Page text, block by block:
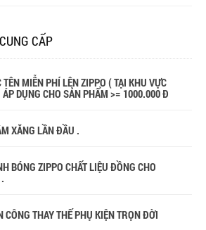
CẤP
MIỄN PHÍ LÊN ZIPPO ( TẠI KHU VỰC
DỤNG CHO SẢN PHẨM >= 1000.000 Đ
XĂNG LẦN ĐẦU .
BÓNG ZIPPO CHẤT LIỆU ĐỒNG CHO
CÔNG THAY THẾ PHỤ KIỆN TRỌN ĐỜI